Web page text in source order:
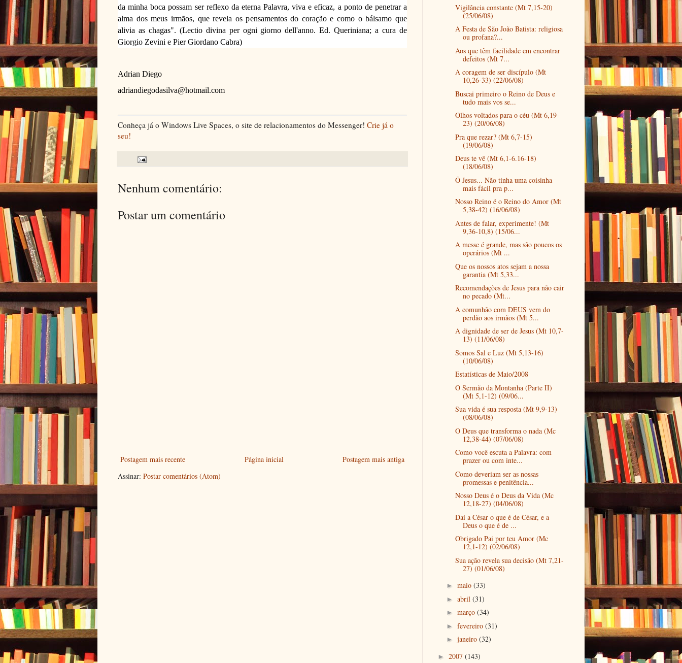
da minha boca possam ser reflexo da eterna Palavra, viva e eficaz, a ponto de penetrar a
alma dos meus irmãos, que revela os pensamentos do coração e como o bálsamo que
alivia as chagas". (Lectio divina per ogni giorno dell'anno. Ed. Queriniana; a cura de
Giorgio Zevini e Pier Giordano Cabra)
Adrian Diego
adriandiegodasilva@hotmail.com
Conheça já o Windows Live Spaces, o site de relacionamentos do Messenger! Crie já o
seu!
Nenhum comentário:
Postar um comentário
Postagem mais recente Postagem mais antiga
Página inicial
Assinar: Postar comentários (Atom)
Vigilância constante (Mt 7,15-20)
(25/06/08)
A Festa de São João Batista: religiosa
ou profana?...
Aos que têm facilidade em encontrar
defeitos (Mt 7...
A coragem de ser discípulo (Mt
10,26-33) (22/06/08)
Buscai primeiro o Reino de Deus e
tudo mais vos se...
Olhos voltados para o céu (Mt 6,19-
23) (20/06/08)
Pra que rezar? (Mt 6,7-15)
(19/06/08)
Deus te vê (Mt 6,1-6.16-18)
(18/06/08)
Ô Jesus... Não tinha uma coisinha
mais fácil pra p...
Nosso Reino é o Reino do Amor (Mt
5,38-42) (16/06/08)
Antes de falar, experimente! (Mt
9,36-10,8) (15/06...
A messe é grande, mas são poucos os
operários (Mt ...
Que os nossos atos sejam a nossa
garantia (Mt 5,33...
Recomendações de Jesus para não cair
no pecado (Mt...
A comunhão com DEUS vem do
perdão aos irmãos (Mt 5...
A dignidade de ser de Jesus (Mt 10,7-
13) (11/06/08)
Somos Sal e Luz (Mt 5,13-16)
(10/06/08)
Estatísticas de Maio/2008
O Sermão da Montanha (Parte II)
(Mt 5,1-12) (09/06...
Sua vida é sua resposta (Mt 9,9-13)
(08/06/08)
O Deus que transforma o nada (Mc
12,38-44) (07/06/08)
Como você escuta a Palavra: com
prazer ou com inte...
Como deveriam ser as nossas
promessas e penitência...
Nosso Deus é o Deus da Vida (Mc
12,18-27) (04/06/08)
Dai a César o que é de César, e a
Deus o que é de ...
Obrigado Pai por teu Amor (Mc
12,1-12) (02/06/08)
Sua ação revela sua decisão (Mt 7,21-
27) (01/06/08)
► maio (33)
► abril (31)
► março (34)
► fevereiro (31)
► janeiro (32)
► 2007 (143)